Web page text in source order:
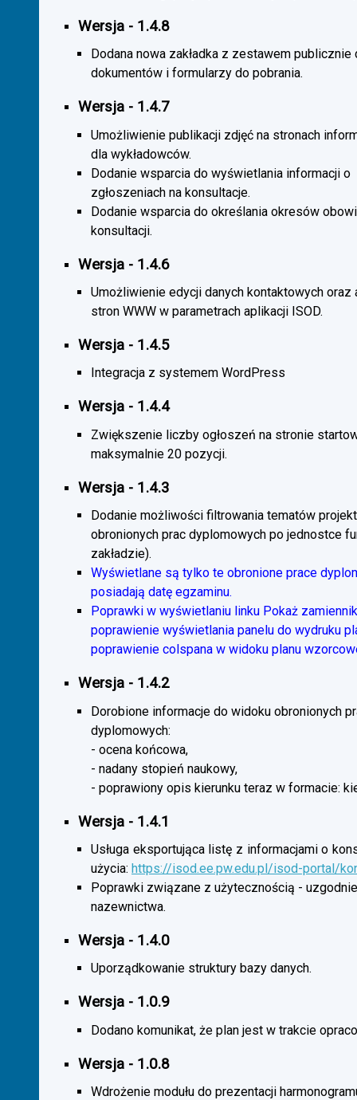
Wersja - 1.4.8
Dodana nowa zakładka z zestawem publicznie
dokumentów i formularzy do pobrania.
Wersja - 1.4.7
Umożliwienie publikacji zdjęć na stronach
dla wykładowców.
Dodanie wsparcia do wyświetlania informacji o
zgłoszeniach na konsultacje.
Dodanie wsparcia do określania okresów
konsultacji.
Wersja - 1.4.6
Umożliwienie edycji danych kontaktowych oraz
stron WWW w parametrach aplikacji ISOD.
Wersja - 1.4.5
Integracja z systemem WordPress
Wersja - 1.4.4
Zwiększenie liczby ogłoszeń na stronie
maksymalnie 20 pozycji.
Wersja - 1.4.3
Dodanie możliwości filtrowania tematów
obronionych prac dyplomowych po jednostce
zakładzie).
Wyświetlane są tylko te obronione prace
posiadają datę egzaminu.
Poprawki w wyświetlaniu linku Pokaż
poprawienie wyświetlania panelu do wydruku
poprawienie colspana w widoku planu
Wersja - 1.4.2
Dorobione informacje do widoku obronionych
dyplomowych:
- ocena końcowa,
- nadany stopień naukowy,
- poprawiony opis kierunku teraz w formacie:
Wersja - 1.4.1
Usługa eksportująca listę z informacjami o
użycia: https://isod.ee.pw.edu.pl/isod-portal/
Poprawki związane z użytecznością -
nazewnictwa.
Wersja - 1.4.0
Uporządkowanie struktury bazy danych.
Wersja - 1.0.9
Dodano komunikat, że plan jest w trakcie
Wersja - 1.0.8
Wdrożenie modułu do prezentacji